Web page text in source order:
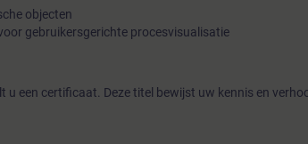
objecten
gebruikersgerichte procesvisualisatie
u een certificaat. Deze titel bewijst uw kennis en